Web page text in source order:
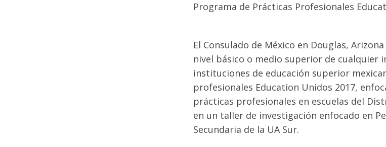
Programa de Prácticas Profesionales
El Consulado de México en Douglas,
nivel básico o medio superior de cualquier
instituciones de educación superior
profesionales Education Unidos 2017,
prácticas profesionales en escuelas del
en un taller de investigación enfocado en
Secundaria de la UA Sur.